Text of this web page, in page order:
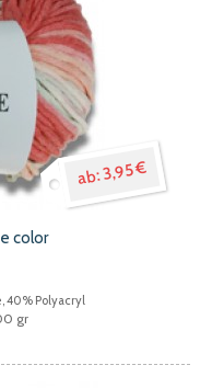
3,95 €
color
40% Polyacryl
gr